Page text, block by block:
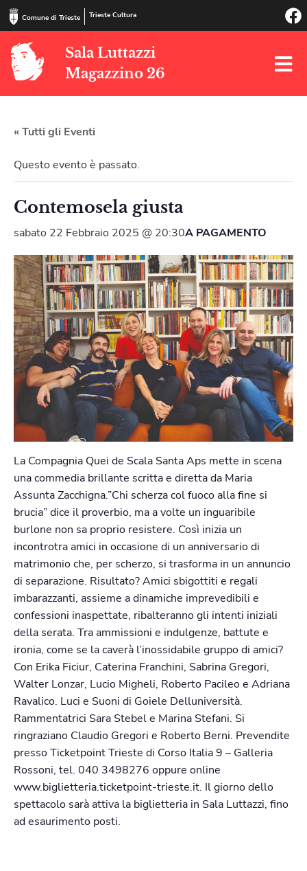
Comune di Trieste Trieste Cultura
Sala Luttazzi
Magazzino 26
« Tutti gli Eventi
Questo evento è passato.
Contemosela giusta
sabato 22 Febbraio 2025 @ 20:30A PAGAMENTO
La Compagnia Quei de Scala Santa Aps mette in scena
una commedia brillante scritta e diretta da Maria
Assunta Zacchigna.”Chi scherza col fuoco alla fine si
brucia” dice il proverbio, ma a volte un inguaribile
burlone non sa proprio resistere. Così inizia un
incontrotra amici in occasione di un anniversario di
matrimonio che, per scherzo, si trasforma in un annuncio
di separazione. Risultato? Amici sbigottiti e regali
imbarazzanti, assieme a dinamiche imprevedibili e
confessioni inaspettate, ribalteranno gli intenti iniziali
della serata. Tra ammissioni e indulgenze, battute e
ironia, come se la caverà l’inossidabile gruppo di amici?
Con Erika Ficiur, Caterina Franchini, Sabrina Gregori,
Walter Lonzar, Lucio Migheli, Roberto Pacileo e Adriana
Ravalico. Luci e Suoni di Goiele Delluniversità.
Rammentatrici Sara Stebel e Marina Stefani. Si
ringraziano Claudio Gregori e Roberto Berni. Prevendite
presso Ticketpoint Trieste di Corso Italia 9 – Galleria
Rossoni, tel. 040 3498276 oppure online
www.biglietteria.ticketpoint-trieste.it. Il giorno dello
spettacolo sarà attiva la biglietteria in Sala Luttazzi, fino
ad esaurimento posti.